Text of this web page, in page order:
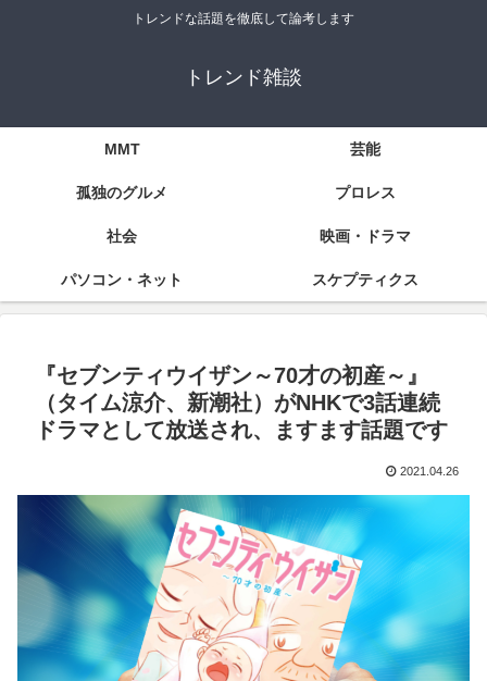
トレンドな話題を徹底して論考します
トレンド雑談
MMT 芸能
孤独のグルメ プロレス
社会 映画・ドラマ
パソコン・ネット スケプティクス
『セブンティウイザン～70才の初産～』
（タイム涼介、新潮社）がNHKで3話連続
ドラマとして放送され、ますます話題です
2021.04.26